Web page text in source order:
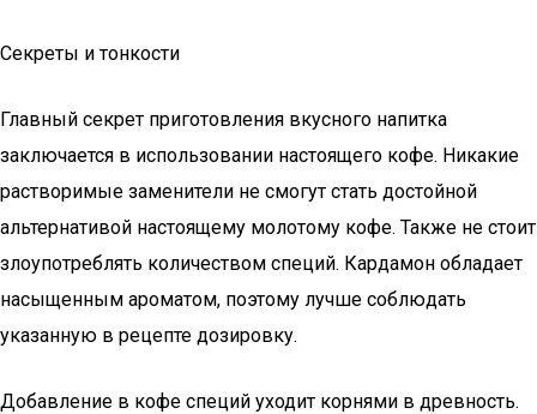
Секреты и тонкости
Главный секрет приготовления вкусного напитка
заключается в использовании настоящего кофе. Никакие
растворимые заменители не смогут стать достойной
альтернативой настоящему молотому кофе. Также не стоит
злоупотреблять количеством специй. Кардамон обладает
насыщенным ароматом, поэтому лучше соблюдать
указанную в рецепте дозировку.
Добавление в кофе специй уходит корнями в древность.